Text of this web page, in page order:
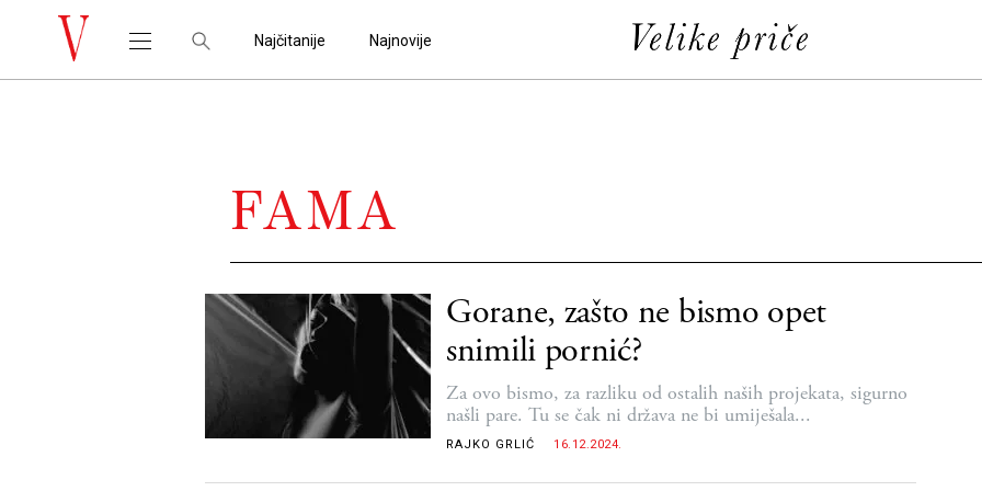
Najčitanije Najnovije
FAMA
Gorane, zašto ne bismo opet
snimili pornić?
Za ovo bismo, za razliku od ostalih naših projekata, sigurno
našli pare. Tu se čak ni država ne bi umiješala...
RAJKO GRLIĆ 16.12.2024.